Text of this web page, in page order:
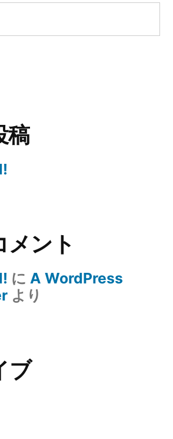
ー:
稿
メント
に A WordPress
より
ブ